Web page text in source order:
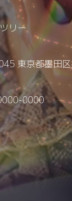
リー
東京都墨田
0000